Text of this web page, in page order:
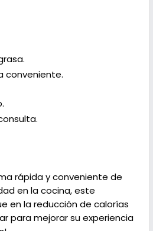
conveniente.
rápida y conveniente de
en la cocina, este
en la reducción de calorías
para mejorar su experiencia